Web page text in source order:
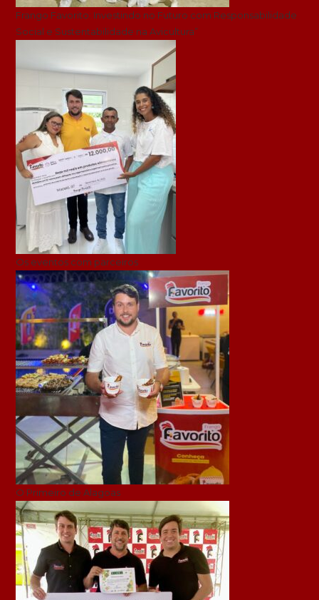
Frango Favorito: Investindo no Futuro com Responsabilidade
Social e Sustentabilidade na Avicultura”
Os eventos com parceiros
O Primeiro de Alagoas